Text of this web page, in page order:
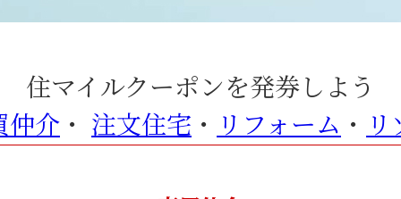
住マイルクーポンを発券しよう
仲介 ・ 注文住宅 ・ リフォーム ・